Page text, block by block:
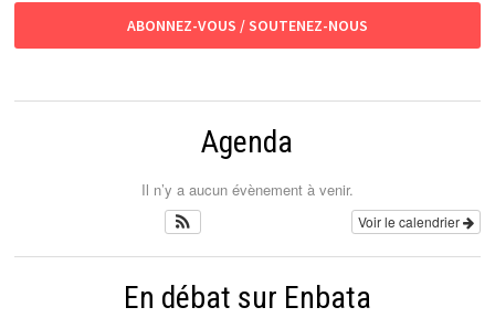
ABONNEZ-VOUS / SOUTENEZ-NOUS
Agenda
Il n’y a aucun évènement à venir.
Voir le calendrier
En débat sur Enbata